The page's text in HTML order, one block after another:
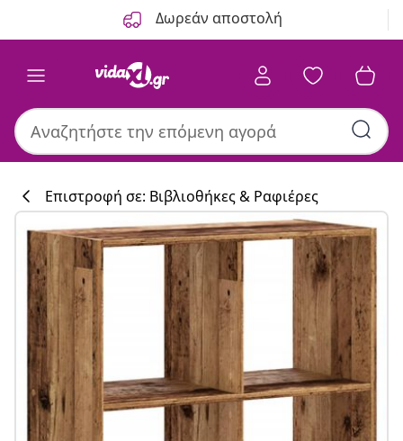
Δωρεάν αποστολή
#sharemevidaxl
Συλλογή
Επιστροφή σε: Βιβλιοθήκες & Ραφιέρες